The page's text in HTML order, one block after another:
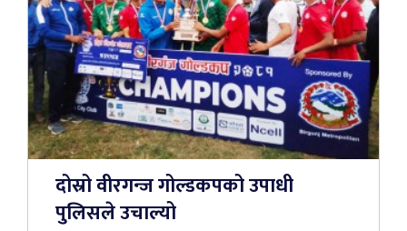
दोस्रो वीरगन्ज गोल्डकपको उपाधी
पुलिसले उचाल्यो